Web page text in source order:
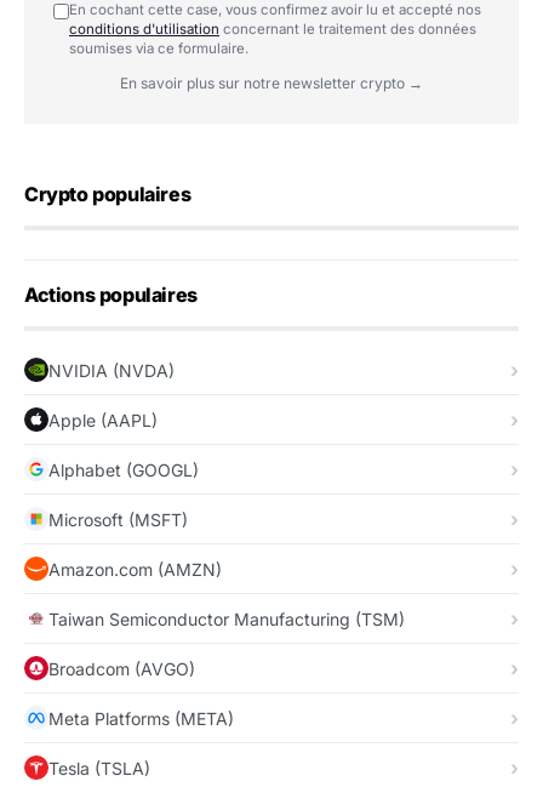
En cochant cette case, vous confirmez avoir lu et accepté nos
conditions d'utilisation concernant le traitement des données
soumises via ce formulaire.
En savoir plus sur notre newsletter crypto →
Crypto populaires
Actions populaires
NVIDIA (NVDA)
Apple (AAPL)
Alphabet (GOOGL)
Microsoft (MSFT)
Amazon.com (AMZN)
Taiwan Semiconductor Manufacturing (TSM)
Broadcom (AVGO)
Meta Platforms (META)
Tesla (TSLA)